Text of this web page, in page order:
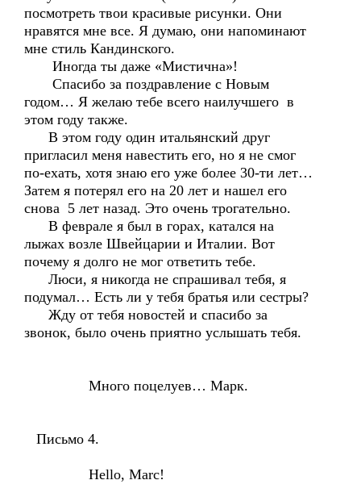
посмотреть твои красивые рисунки. Они
нравятся мне все. Я думаю, они напоминают
мне стиль Кандинского.
Иногда ты даже «Мистична»!
Спасибо за поздравление с Новым
годом… Я желаю тебе всего наилучшего в
этом году также.
В этом году один итальянский друг
пригласил меня навестить его, но я не смог
по-ехать, хотя знаю его уже более 30-ти лет…
Затем я потерял его на 20 лет и нашел его
снова 5 лет назад. Это очень трогательно.
В феврале я был в горах, катался на
лыжах возле Швейцарии и Италии. Вот
почему я долго не мог ответить тебе.
Люси, я никогда не спрашивал тебя, я
подумал… Есть ли у тебя братья или сестры?
Жду от тебя новостей и спасибо за
звонок, было очень приятно услышать тебя.
Много поцелуев… Марк.
Письмо 4.
Hello, Marc!